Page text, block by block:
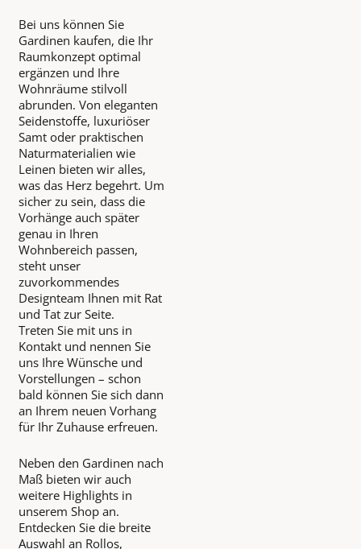
Bei uns können Sie
Gardinen kaufen, die Ihr
Raumkonzept optimal
ergänzen und Ihre
Wohnräume stilvoll
abrunden. Von eleganten
Seidenstoffe, luxuriöser
Samt oder praktischen
Naturmaterialien wie
Leinen bieten wir alles,
was das Herz begehrt. Um
sicher zu sein, dass die
Vorhänge auch später
genau in Ihren
Wohnbereich passen,
steht unser
zuvorkommendes
Designteam Ihnen mit Rat
und Tat zur Seite.
Treten Sie mit uns in
Kontakt und nennen Sie
uns Ihre Wünsche und
Vorstellungen – schon
bald können Sie sich dann
an Ihrem neuen Vorhang
für Ihr Zuhause erfreuen.
Neben den Gardinen nach
Maß bieten wir auch
weitere Highlights in
unserem Shop an.
Entdecken Sie die breite
Auswahl an Rollos,